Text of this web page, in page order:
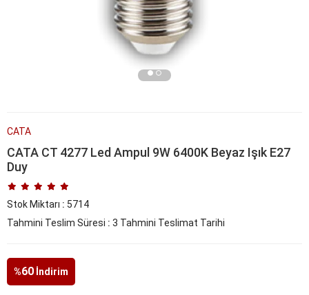
CATA
CATA CT 4277 Led Ampul 9W 6400K Beyaz Işık E27
Duy
Stok Miktarı : 5714
Tahmini Teslim Süresi : 3 Tahmini Teslimat Tarihi
%60 İndirim